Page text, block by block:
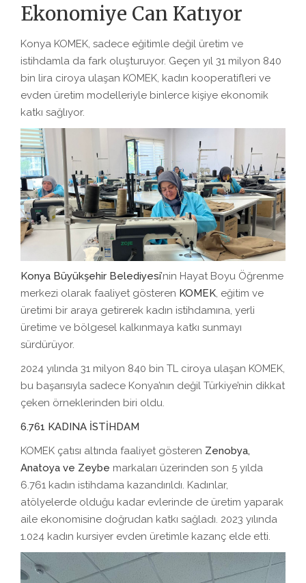
Ekonomiye Can Katıyor
Konya KOMEK, sadece eğitimle değil üretim ve
istihdamla da fark oluşturuyor. Geçen yıl 31 milyon 840
bin lira ciroya ulaşan KOMEK, kadın kooperatifleri ve
evden üretim modelleriyle binlerce kişiye ekonomik
katkı sağlıyor.
Konya Büyükşehir Belediyesi’nin Hayat Boyu Öğrenme
merkezi olarak faaliyet gösteren KOMEK, eğitim ve
üretimi bir araya getirerek kadın istihdamına, yerli
üretime ve bölgesel kalkınmaya katkı sunmayı
sürdürüyor.
2024 yılında 31 milyon 840 bin TL ciroya ulaşan KOMEK,
bu başarısıyla sadece Konya’nın değil Türkiye’nin dikkat
çeken örneklerinden biri oldu.
6.761 KADINA İSTİHDAM
KOMEK çatısı altında faaliyet gösteren Zenobya,
Anatoya ve Zeybe markaları üzerinden son 5 yılda
6.761 kadın istihdama kazandırıldı. Kadınlar,
atölyelerde olduğu kadar evlerinde de üretim yaparak
aile ekonomisine doğrudan katkı sağladı. 2023 yılında
1.024 kadın kursiyer evden üretimle kazanç elde etti.